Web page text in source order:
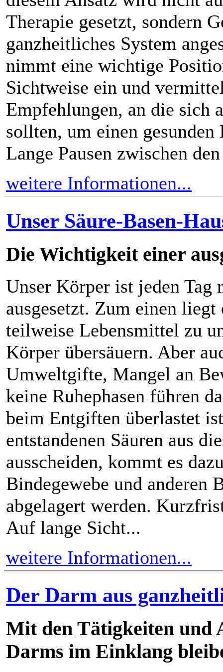
Therapie gesetzt, sondern
ganzheitliches System
nimmt eine wichtige
Sichtweise ein und
Empfehlungen, an die sich
sollten, um einen
Lange Pausen zwischen
weitere Informationen...
Unser Säure-Basen-
Die Wichtigkeit einer
Unser Körper ist jeden Tag
ausgesetzt. Zum einen liegt
teilweise Lebensmittel zu
Körper übersäuern. Aber
Umweltgifte, Mangel an
keine Ruhephasen führen
beim Entgiften überlastet
entstandenen Säuren aus
ausscheiden, kommt es
Bindegewebe und anderen
abgelagert werden.
Auf lange Sicht...
weitere Informationen...
Der Darm aus
Mit den Tätigkeiten und
Darms im Einklang